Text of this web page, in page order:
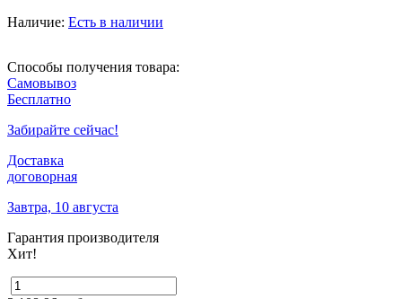
Наличие: Есть в наличии
Способы получения товара:
Самовывоз
Бесплатно
Забирайте сейчас!
Доставка
договорная
Завтра, 10 августа
Гарантия производителя
Хит!